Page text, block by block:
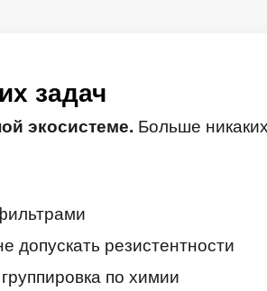
задач
экосистеме. Больше
допускать резистентности
по химии